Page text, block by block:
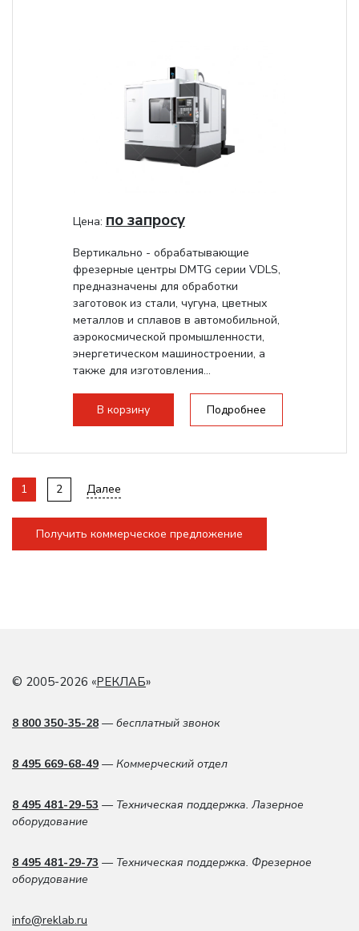
Цена: по запросу
Вертикально - обрабатывающие
фрезерные центры DMTG серии VDLS,
предназначены для обработки
заготовок из стали, чугуна, цветных
металлов и сплавов в автомобильной,
аэрокосмической промышленности,
энергетическом машиностроении, а
также для изготовления...
В корзину Подробнее
1 2 Далее
Получить коммерческое предложение
© 2005-2026 «РЕКЛАБ»
8 800 350-35-28 — бесплатный звонок
8 495 669-68-49 — Коммерческий отдел
8 495 481-29-53 — Техническая поддержка. Лазерное
оборудование
8 495 481-29-73 — Техническая поддержка. Фрезерное
оборудование
info@reklab.ru